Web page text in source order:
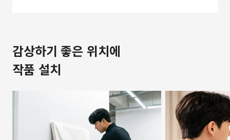
감상하기 좋은 위치에
작품 설치